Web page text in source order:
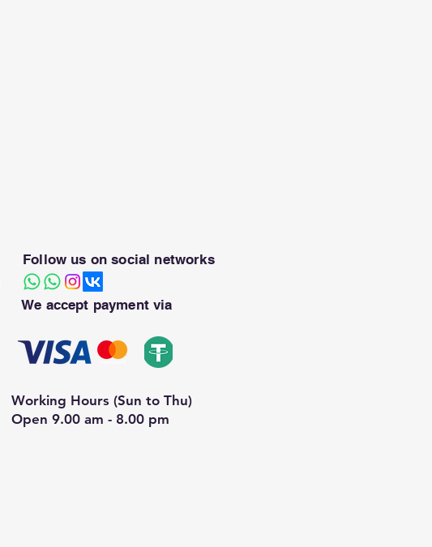
Follow us on social networks
We accept payment via
Working Hours (Sun to Thu)
Open 9.00 am - 8.00 pm